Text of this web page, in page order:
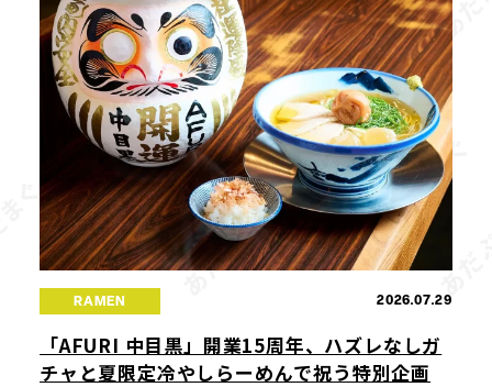
RAMEN 2026.07.29
「AFURI 中目黒」開業15周年、ハズレなしガ
チャと夏限定冷やしらーめんで祝う特別企画